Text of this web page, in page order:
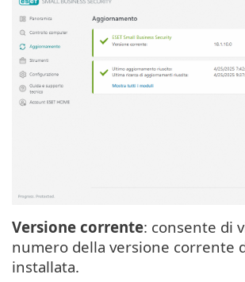
Versione corrente: consente di
numero della versione corrente
installata.